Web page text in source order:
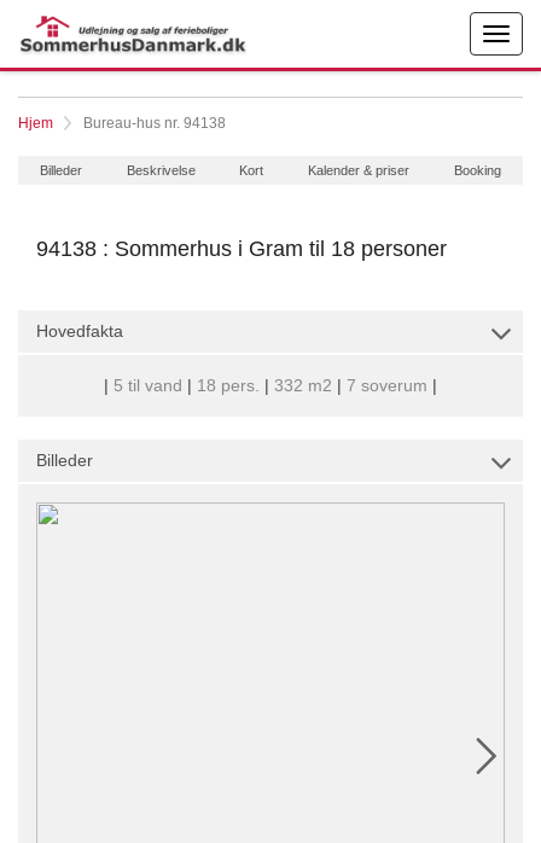
Hjem Bureau-hus nr. 94138
Billeder Beskrivelse Kort Kalender & priser Booking
94138 : Sommerhus i Gram til 18 personer
Hovedfakta
| 5 til vand | 18 pers. | 332 m2 | 7 soverum |
Billeder